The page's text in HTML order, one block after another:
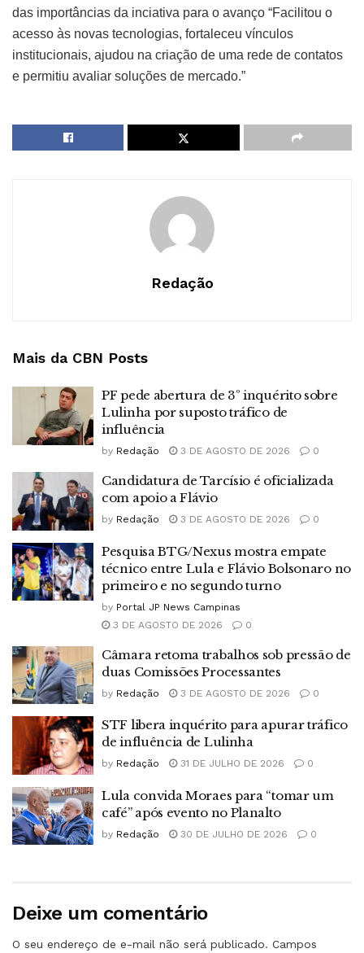
das importâncias da inciativa para o avanço “Facilitou o
acesso às novas tecnologias, fortaleceu vínculos
institucionais, ajudou na criação de uma rede de contatos
e permitiu avaliar soluções de mercado.”
Redação
Mais da CBN Posts
PF pede abertura de 3º inquérito sobre
Lulinha por suposto tráfico de
influência
by Redação 3 DE AGOSTO DE 2026 0
Candidatura de Tarcísio é oficializada
com apoio a Flávio
by Redação 3 DE AGOSTO DE 2026 0
Pesquisa BTG/Nexus mostra empate
técnico entre Lula e Flávio Bolsonaro no
primeiro e no segundo turno
by Portal JP News Campinas
3 DE AGOSTO DE 2026
0
Câmara retoma trabalhos sob pressão de
duas Comissões Processantes
by Redação 3 DE AGOSTO DE 2026 0
STF libera inquérito para apurar tráfico
de influência de Lulinha
by Redação 31 DE JULHO DE 2026 0
Lula convida Moraes para “tomar um
café” após evento no Planalto
by Redação 30 DE JULHO DE 2026 0
Deixe um comentário
O seu endereço de e-mail não será publicado. Campos